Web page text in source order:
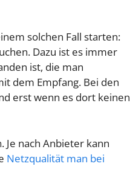
solchen Fall starten:
Dazu ist es immer
ist, die man
dem Empfang. Bei den
erst wenn es dort keinen
nach Anbieter kann
Netzqualität man bei